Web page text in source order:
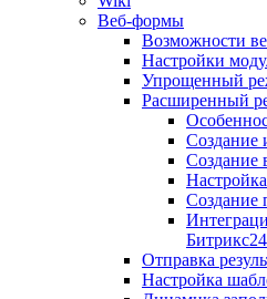
Веб-формы
Возможности
Настройки
Упрощенный
Расширенный
Создание
Создание
Создание
Битрикс24
Отправка
Настройка